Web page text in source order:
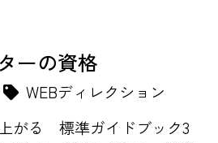
ーの資格
WEBディレクション
がる 標準ガイドブック3